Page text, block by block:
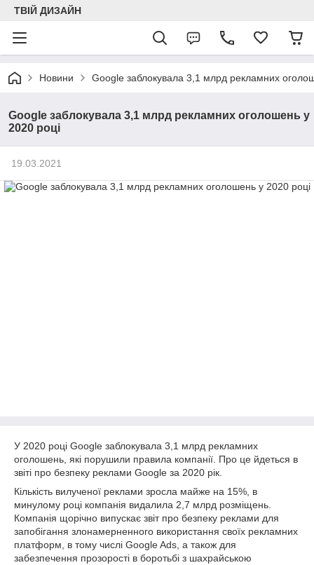
ТВІЙ ДИЗАЙН
Новини Google заблокувала 3,1 млрд рекламних
Google заблокувала 3,1 млрд рекламних оголошень у
2020 році
19.03.2021
У 2020 році Google заблокувала 3,1 млрд рекламних
оголошень, які порушили правила компанії. Про це йдеться в
звіті про безпеку реклами Google за 2020 рік.
Кількість вилученої реклами зросла майже на 15%, в
минулому році компанія видалила 2,7 млрд розміщень.
Компанія щорічно випускає звіт про безпеку реклами для
запобігання злонамерненного використання своїх рекламних
платформ, в тому числі Google Ads, а також для
забезпечення прозорості в боротьбі з шахрайською